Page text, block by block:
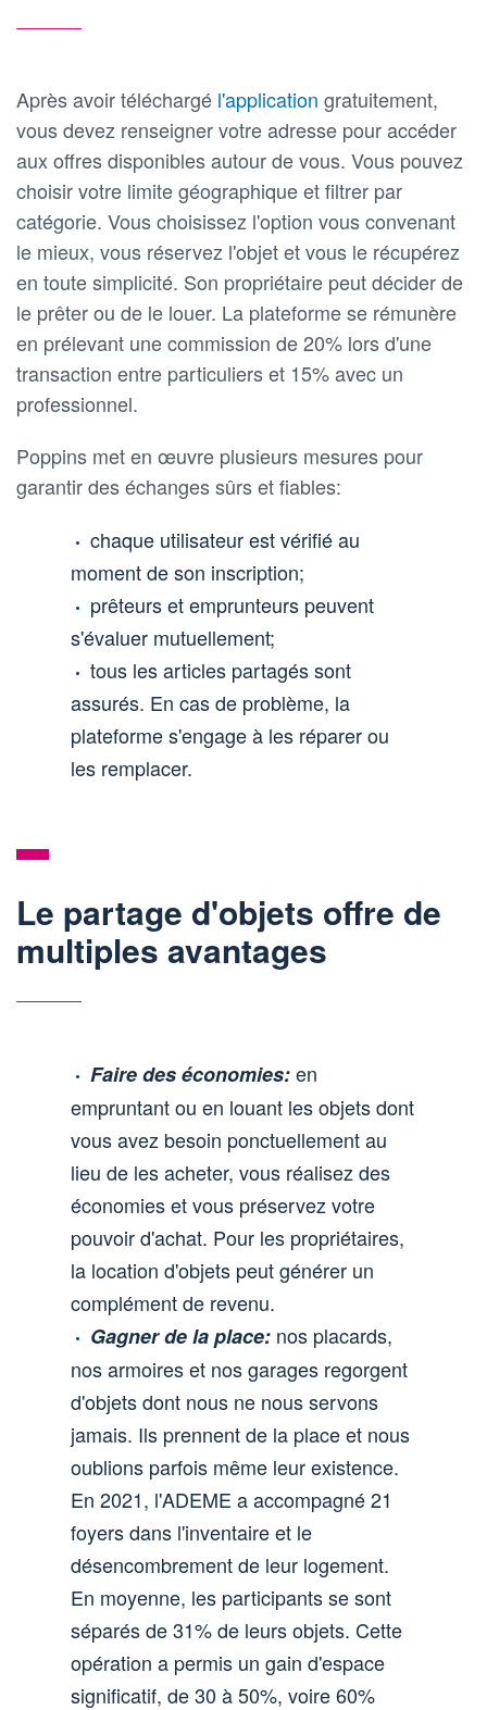
Après avoir téléchargé l'application gratuitement,
vous devez renseigner votre adresse pour accéder
aux offres disponibles autour de vous. Vous pouvez
choisir votre limite géographique et filtrer par
catégorie. Vous choisissez l'option vous convenant
le mieux, vous réservez l'objet et vous le récupérez
en toute simplicité. Son propriétaire peut décider de
le prêter ou de le louer. La plateforme se rémunère
en prélevant une commission de 20% lors d'une
transaction entre particuliers et 15% avec un
professionnel.
Poppins met en œuvre plusieurs mesures pour
garantir des échanges sûrs et fiables:
chaque utilisateur est vérifié au
moment de son inscription;
prêteurs et emprunteurs peuvent
s'évaluer mutuellement;
tous les articles partagés sont
assurés. En cas de problème, la
plateforme s'engage à les réparer ou
les remplacer.
Le partage d'objets offre de
multiples avantages
Faire des économies:en
empruntant ou en louant les objets dont
vous avez besoin ponctuellement au
lieu de les acheter, vous réalisez des
économies et vous préservez votre
pouvoir d'achat. Pour les propriétaires,
la location d'objets peut générer un
complément de revenu.
Gagner de la place: nos placards,
nos armoires et nos garages regorgent
d'objets dont nous ne nous servons
jamais. Ils prennent de la place et nous
oublions parfois même leur existence.
En 2021, l'ADEME a accompagné 21
foyers dans l'inventaire et le
désencombrement de leur logement.
En moyenne, les participants se sont
séparés de 31% de leurs objets. Cette
opération a permis un gain d'espace
significatif, de 30 à 50%, voire 60%